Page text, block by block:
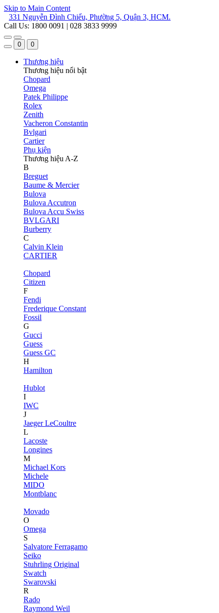
Skip to Main Content
331 Nguyễn Đình Chiểu, Phường 5, Quận 3, HCM.
Call Us: 1800 0091 | 028 3833 9999
0 0
Thương hiệu
Thương hiệu nổi bật
Chopard
Omega
Patek Philippe
Rolex
Zenith
Vacheron Constantin
Bvlgari
Cartier
Phụ kiện
Thương hiệu A-Z
B
Breguet
Baume & Mercier
Bulova
Bulova Accutron
Bulova Accu Swiss
BVLGARI
Burberry
C
Calvin Klein
CARTIER
Chopard
Citizen
F
Fendi
Frederique Constant
Fossil
G
Gucci
Guess
Guess GC
H
Hamilton
Hublot
I
IWC
J
Jaeger LeCoultre
L
Lacoste
Longines
M
Michael Kors
Michele
MIDO
Montblanc
Movado
O
Omega
S
Salvatore Ferragamo
Seiko
Stuhrling Original
Swatch
Swarovski
R
Rado
Raymond Weil